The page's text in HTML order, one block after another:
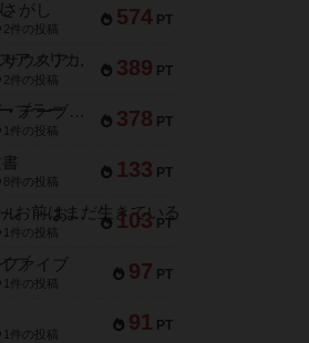
574 PT
がし
2件の投稿
389 PT
リワイルド：サウスアメリカ
2件の投稿
378 PT
アンダー・ザ・テーブラー
1件の投稿
133 PT
8件の投稿
103 PT
セミファイナル ～お前はまだ生きている～
1件の投稿
97 PT
ァイブ
1件の投稿
91 PT
1件の投稿